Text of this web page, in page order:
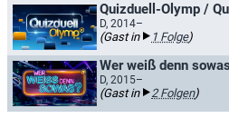
Quizduell-Olymp /
D, 2014–
(Gast in 1 Folge)
Wer weiß denn
D, 2015–
(Gast in 2 Folgen)